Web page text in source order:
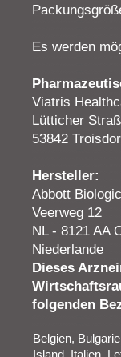
Es werden
Viatris
Lütticher
53842
Hersteller:
Abbott
Veerweg 12
NL - 8121 AA
Niederlande
Dieses
folgenden
Belgien,
Island, Italien,